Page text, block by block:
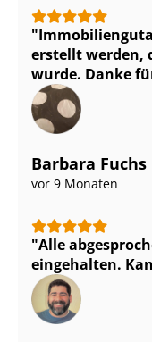
erstellt werden,
wurde. Danke
Barbara Fuchs
vor 9 Monaten
Alle
eingehalten.